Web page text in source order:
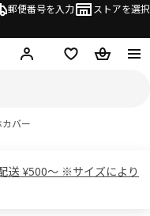
郵便番号を入力 ストアを選択
ログイン・新規入会
欲しいものリスト
カート
バー
送 ¥500～ ※サイズにより